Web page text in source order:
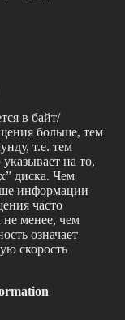
в байт/
больше, тем
т.е. тем
на то,
диска. Чем
информации
часто
не менее, чем
означает
скорость